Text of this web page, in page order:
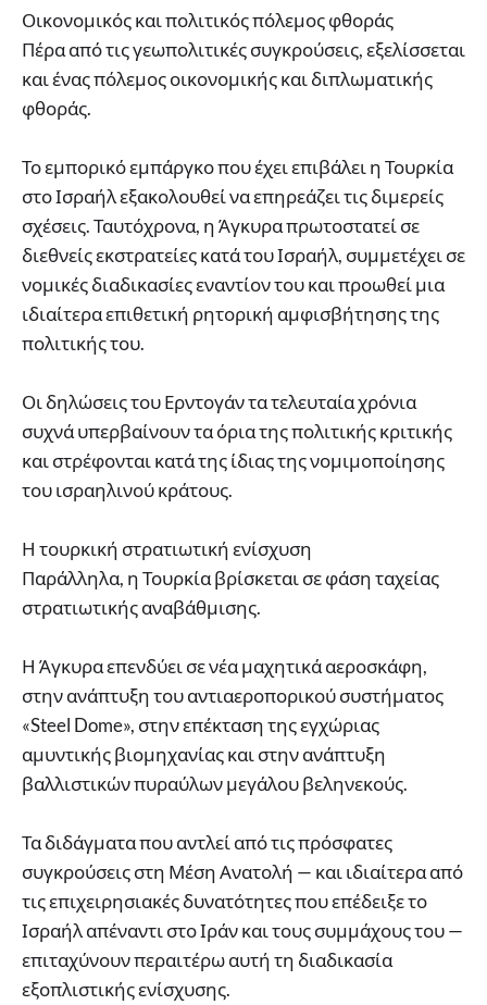
Οικονομικός και πολιτικός πόλεμος φθοράς
Πέρα από τις γεωπολιτικές συγκρούσεις, εξελίσσεται
και ένας πόλεμος οικονομικής και διπλωματικής
φθοράς.
Το εμπορικό εμπάργκο που έχει επιβάλει η Τουρκία
στο Ισραήλ εξακολουθεί να επηρεάζει τις διμερείς
σχέσεις. Ταυτόχρονα, η Άγκυρα πρωτοστατεί σε
διεθνείς εκστρατείες κατά του Ισραήλ, συμμετέχει σε
νομικές διαδικασίες εναντίον του και προωθεί μια
ιδιαίτερα επιθετική ρητορική αμφισβήτησης της
πολιτικής του.
Οι δηλώσεις του Ερντογάν τα τελευταία χρόνια
συχνά υπερβαίνουν τα όρια της πολιτικής κριτικής
και στρέφονται κατά της ίδιας της νομιμοποίησης
του ισραηλινού κράτους.
Η τουρκική στρατιωτική ενίσχυση
Παράλληλα, η Τουρκία βρίσκεται σε φάση ταχείας
στρατιωτικής αναβάθμισης.
Η Άγκυρα επενδύει σε νέα μαχητικά αεροσκάφη,
στην ανάπτυξη του αντιαεροπορικού συστήματος
«Steel Dome», στην επέκταση της εγχώριας
αμυντικής βιομηχανίας και στην ανάπτυξη
βαλλιστικών πυραύλων μεγάλου βεληνεκούς.
Τα διδάγματα που αντλεί από τις πρόσφατες
συγκρούσεις στη Μέση Ανατολή — και ιδιαίτερα από
τις επιχειρησιακές δυνατότητες που επέδειξε το
Ισραήλ απέναντι στο Ιράν και τους συμμάχους του —
επιταχύνουν περαιτέρω αυτή τη διαδικασία
εξοπλιστικής ενίσχυσης.